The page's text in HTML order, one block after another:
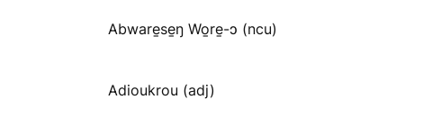
Abware̱se̱ŋ Wo̱re̱-ɔ (ncu)
Adioukrou (adj)